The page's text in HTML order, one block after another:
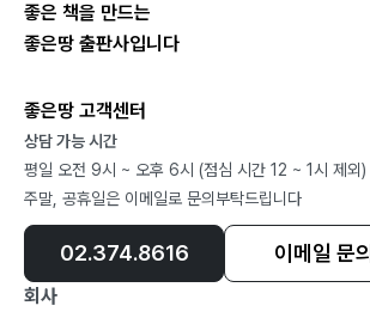
좋은 책을 만드는
좋은땅 출판사입니다
좋은땅 고객센터
상담 가능 시간
평일 오전 9시 ~ 오후 6시 (점심 시간 12 ~ 1시 제외)
주말, 공휴일은 이메일로 문의부탁드립니다
02.374.8616 이메일 문의
회사